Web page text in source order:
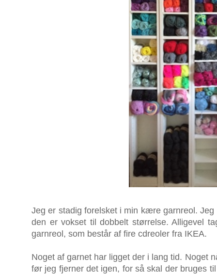
Jeg er stadig forelsket i min kære garnreol.
den er vokset til dobbelt størrelse. Alligevel
garnreol, som består af fire cdreoler fra IKEA.
Noget af garnet har ligget der i lang tid. Noget
før jeg fjerner det igen, for så skal der bruges